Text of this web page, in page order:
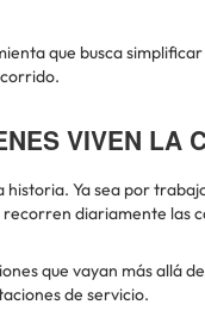
que busca
VIVEN LA
historia. Ya sea por
diariamente las
que vayan más allá
de servicio.